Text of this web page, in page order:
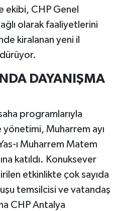
ekibi, CHP Genel
olarak faaliyetlerini
kiralanan yeni il
DAYANIŞMA
programlarıyla
yönetimi, Muharrem ayı
ı Muharrem Matem
katıldı. Konuksever
etkinlikte çok sayıda
temsilcisi ve vatandaş
CHP Antalya